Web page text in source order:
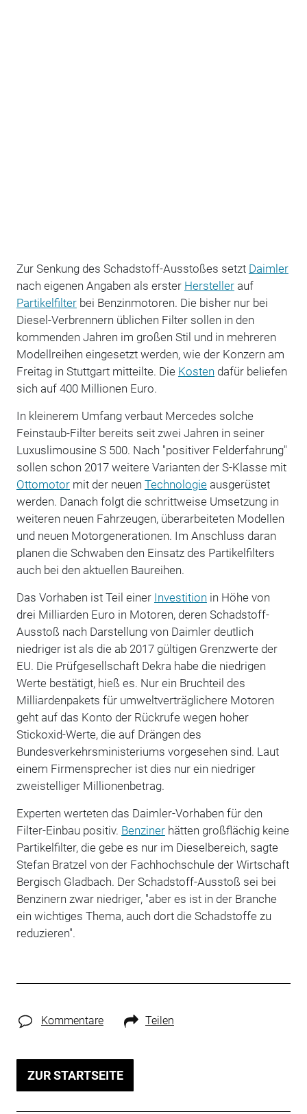
Zur Senkung des Schadstoff-Ausstoßes setzt Daimler
nach eigenen Angaben als erster Herstellerauf
Partikelfilterbei Benzinmotoren. Die bisher nur bei
Diesel-Verbrennern üblichen Filter sollen in den
kommenden Jahren im großen Stil und in mehreren
Modellreihen eingesetzt werden, wie der Konzern am
Freitag in Stuttgart mitteilte. Die Kosten dafür beliefen
sich auf 400 Millionen Euro.
In kleinerem Umfang verbaut Mercedes solche
Feinstaub-Filter bereits seit zwei Jahren in seiner
Luxuslimousine S 500. Nach "positiver Felderfahrung"
sollen schon 2017 weitere Varianten der S-Klasse mit
Ottomotormit der neuen Technologieausgerüstet
werden. Danach folgt die schrittweise Umsetzung in
weiteren neuen Fahrzeugen, überarbeiteten Modellen
und neuen Motorgenerationen. Im Anschluss daran
planen die Schwaben den Einsatz des Partikelfilters
auch bei den aktuellen Baureihen.
Das Vorhaben ist Teil einer Investition in Höhe von
drei Milliarden Euro in Motoren, deren Schadstoff-
Ausstoß nach Darstellung von Daimler deutlich
niedriger ist als die ab 2017 gültigen Grenzwerte der
EU. Die Prüfgesellschaft Dekra habe die niedrigen
Werte bestätigt, hieß es. Nur ein Bruchteil des
Milliardenpakets für umweltverträglichere Motoren
geht auf das Konto der Rückrufe wegen hoher
Stickoxid-Werte, die auf Drängen des
Bundesverkehrsministeriums vorgesehen sind. Laut
einem Firmensprecher ist dies nur ein niedriger
zweistelliger Millionenbetrag.
Experten werteten das Daimler-Vorhaben für den
Filter-Einbau positiv. Benzinerhätten großflächig keine
Partikelfilter, die gebe es nur im Dieselbereich, sagte
Stefan Bratzel von der Fachhochschule der Wirtschaft
Bergisch Gladbach. Der Schadstoff-Ausstoß sei bei
Benzinern zwar niedriger, "aber es ist in der Branche
ein wichtiges Thema, auch dort die Schadstoffe zu
reduzieren".
Kommentare Teilen
ZUR STARTSEITE